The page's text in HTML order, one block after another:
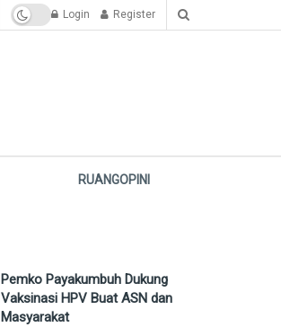
Login Register
RUANGOPINI
Pemko Payakumbuh Dukung
Vaksinasi HPV Buat ASN dan
Masyarakat